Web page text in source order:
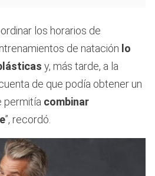
los horarios de
de natación lo
y, más tarde, a la
de que podía obtener un
permitía combinar
”, recordó.